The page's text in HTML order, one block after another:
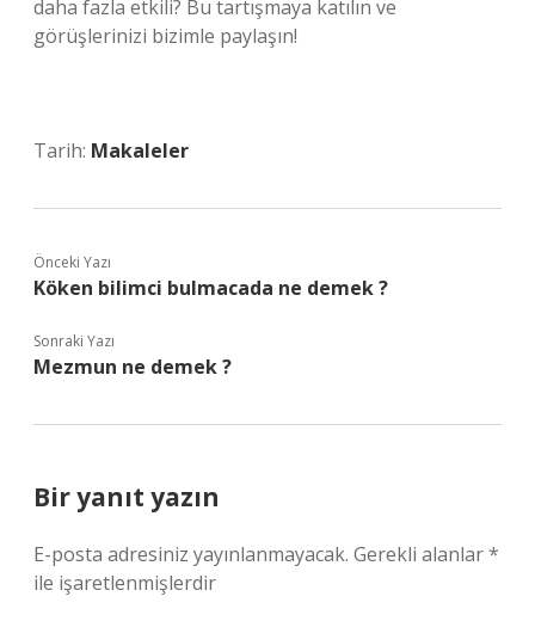
daha fazla etkili? Bu tartışmaya katılın ve
görüşlerinizi bizimle paylaşın!
Tarih: Makaleler
Önceki Yazı
Köken bilimci bulmacada ne demek ?
Sonraki Yazı
Mezmun ne demek ?
Bir yanıt yazın
E-posta adresiniz yayınlanmayacak. Gerekli alanlar*
ile işaretlenmişlerdir